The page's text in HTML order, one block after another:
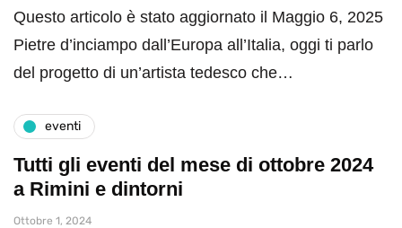
Questo articolo è stato aggiornato il Maggio 6, 2025
Pietre d’inciampo dall’Europa all’Italia, oggi ti parlo
del progetto di un’artista tedesco che…
eventi
Tutti gli eventi del mese di ottobre 2024
a Rimini e dintorni
Ottobre 1, 2024